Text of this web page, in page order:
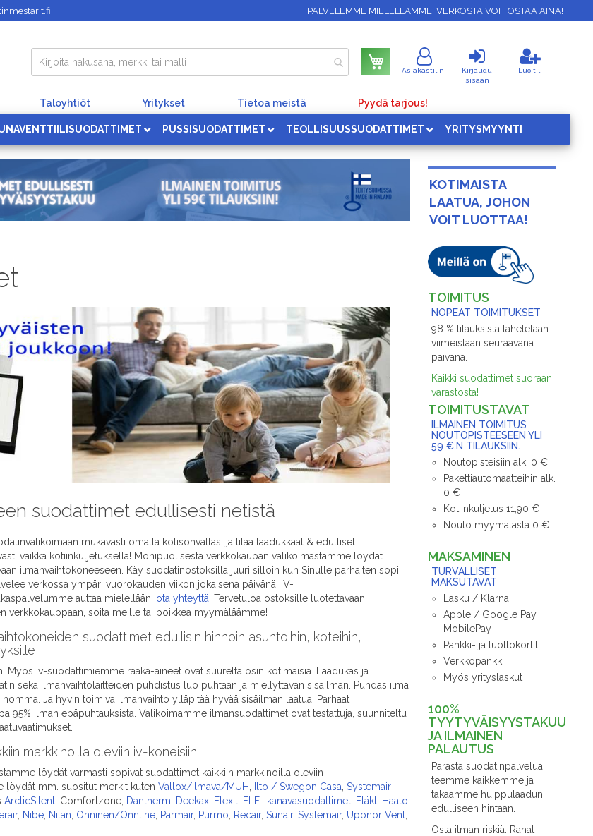
PALVELEMME MIELELLÄMME. VERKOSTA VOIT OSTAA AINA!
Ostoskori
Asiakastilini
Kirjaudu
sisään
Luo tili
Taloyhtiöt Yritykset Tietoa meistä Pyydä tarjous!
PUSSISUODATTIMET TEOLLISUUSSUODATTIMET YRITYSMYYNTI
suodattimet edullisesti netistä
mukavasti omalla kotisohvallasi ja tilaa laadukkaat & edulliset
vaikka kotiinkuljetuksella! Monipuolisesta verkkokaupan valikoimastamme löydät
ilmanvaihtokoneeseen. Käy suodatinostoksilla juuri silloin kun Sinulle parhaiten sopii;
verkossa ympäri vuorokauden viikon jokaisena päivänä. IV-
auttaa mielellään, ota yhteyttä . Tervetuloa ostoksille luotettavaan
verkkokauppaan, soita meille tai poikkea myymäläämme!
suodattimet edullisin hinnoin asuntoihin, koteihin,
Myös iv-suodattimiemme raaka-aineet ovat suurelta osin kotimaisia. Laadukas ja
sekä ilmanvaihtolaitteiden puhdistus luo puhtaan ja miellyttävän sisäilman. Puhdas ilma
Ja hyvin toimiva ilmanvaihto ylläpitää hyvää sisäilman laatua. Parhaat
95% ilman epäpuhtauksista. Valikoimamme ilmansuodattimet ovat testattuja, suunniteltu
markkinoilla oleviin iv-koneisiin
löydät varmasti sopivat suodattimet kaikkiin markkinoilla oleviin
löydät mm. suositut merkit kuten Vallox/Ilmava/MUH Ilto / Swegon Casa Systemair
ArcticSilent, Comfortzone, Dantherm Deekax, Flexit, FLF -kanavasuodattimet, Fläkt, Haato
, Nibe, Nilan Onninen/Onnline, Parmair, Purmo Recair, Sunair, Systemair, Uponor Vent,
KOTIMAISTA
LAATUA, JOHON
VOIT LUOTTAA!
TOIMITUS
NOPEAT TOIMITUKSET
98 % tilauksista lähetetään
viimeistään seuraavana
päivänä.
Kaikki suodattimet suoraan
varastosta!
TOIMITUSTAVAT
ILMAINEN TOIMITUS
NOUTOPISTEESEEN YLI
59 €:N TILAUKSIIN.
Noutopisteisiin alk. 0 €
Pakettiautomaatteihin alk.
0 €
Kotiinkuljetus 11,90 €
Nouto myymälästä 0 €
MAKSAMINEN
TURVALLISET
MAKSUTAVAT
Lasku / Klarna
Apple / Google Pay,
MobilePay
Pankki- ja luottokortit
Verkkopankki
Myös yrityslaskut
100%
TYYTYVÄISYYSTAKUU
JA ILMAINEN
PALAUTUS
Parasta suodatinpalvelua;
teemme kaikkemme ja
takaamme huippulaadun
edulliseen hintaan.
Osta ilman riskiä. Rahat